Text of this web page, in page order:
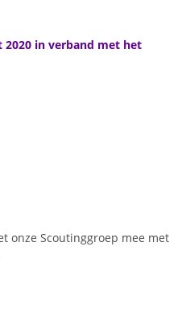
in verband met het
onze Scoutinggroep mee met